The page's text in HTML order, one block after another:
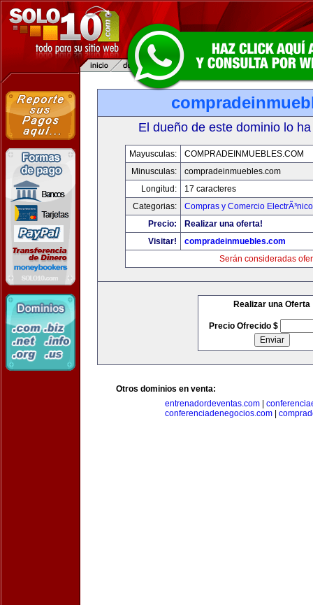
El dueño de este dominio lo
Mayusculas:
COMPRADEINMUEBLES.COM
Minusculas:
compradeinmuebles.com
Longitud:
17 caracteres
Categorias:
Compras y Comercio ElectrÃ³nico
Precio:
Realizar una oferta!
Visitar!
compradeinmuebles.com
Serán consideradas
Realizar una Oferta
Precio Ofrecido $
Otros dominios en venta:
entrenadordeventas.com
conferenciadenegocios.com|